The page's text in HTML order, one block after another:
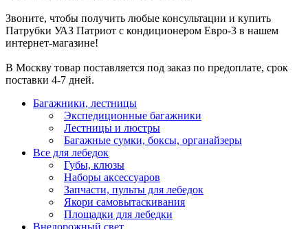
Звоните, чтобы получить любые консультации и купить
Патрубки УАЗ Патриот с кондиционером Евро-3 в нашем
интернет-магазине!
В Москву товар поставляется под заказ по предоплате, срок
поставки 4-7 дней.
Багажники, лестницы
Экспедиционные багажники
Лестницы и люстры
Багажные сумки, боксы, органайзеры
Все для лебедок
Губы, клюзы
Наборы аксессуаров
Запчасти, пульты для лебедок
Якори самовытаскивания
Площадки для лебедки
Внедорожный свет